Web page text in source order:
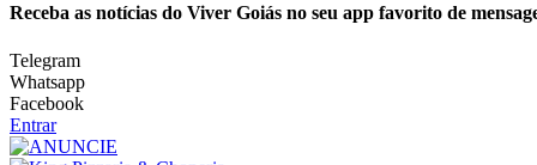
Receba as notícias do Viver Goiás no seu app favorito de
Telegram
Whatsapp
Facebook
Entrar